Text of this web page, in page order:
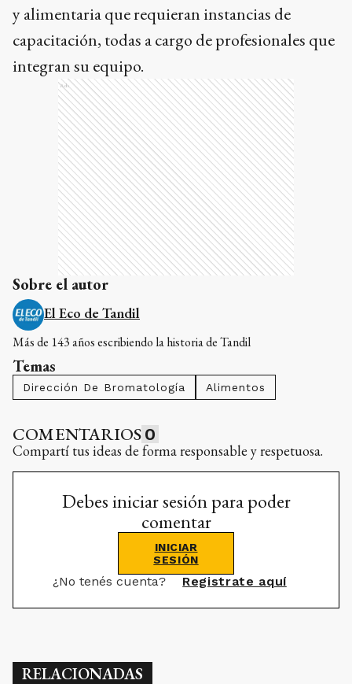
y alimentaria que requieran instancias de
capacitación, todas a cargo de profesionales que
integran su equipo.
Ads
Sobre el autor
El Eco de Tandil
Más de 143 años escribiendo la historia de Tandil
Temas
Dirección De Bromatología Alimentos
COMENTARIOS 0
Compartí tus ideas de forma responsable y respetuosa.
Debes iniciar sesión para poder
comentar
INICIAR
SESIÓN
¿No tenés cuenta? Registrate aquí
RELACIONADAS